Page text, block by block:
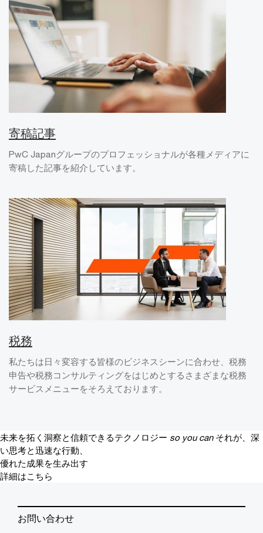
寄稿記事
PwC Japanグループのプロフェッショナルが各種メディアに
寄稿した記事を紹介しています。
税務
私たちは日々変容する皆様のビジネスシーンに合わせ、税務
申告や税務コンサルティングをはじめとするさまざまな税務
サービスメニューをそろえております。
未来を拓く洞察と信頼できるテクノロジー so you can それが、深
い思考と迅速な行動、
優れた成果を生み出す
詳細はこちら
お問い合わせ